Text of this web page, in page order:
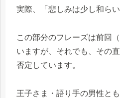
実際、「悲しみは少し和ら
この部分のフレーズは前回（
いますが、それでも、その
否定しています。
王子さま・語り手の男性と